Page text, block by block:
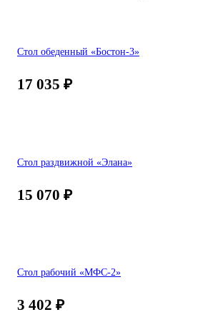
Стол обеденный «Бостон-3»
17 035 ₽
Стол раздвижной «Элана»
15 070 ₽
Стол рабочий «МФС-2»
3 402 ₽